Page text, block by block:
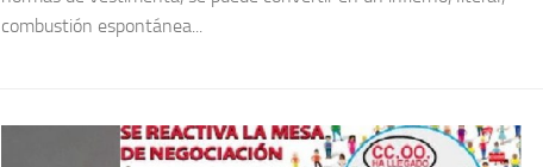
combustión espontánea...